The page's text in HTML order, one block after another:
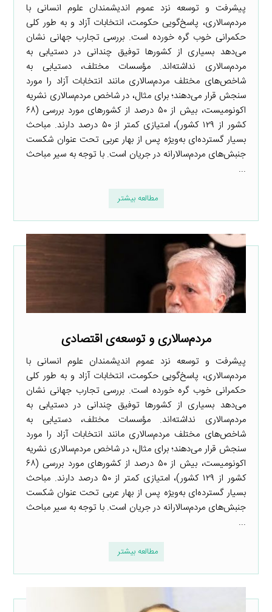
پیشرفت و توسعه نزد عموم اندیشمندان علوم انسانی با
مردم‌سالاری، پاسخ‌گویی حکومت، انتخابات آزاد و به طور کلی
حکمرانی خوب گره خورده است. بررسی تجارب جهانی نشان
می‌دهد بسیاری از کشورها توفیق چندانی در دستیابی به
مردم‌سالاری نداشته‌اند. مؤسسات مختلف، دستیابی به
شاخص‌های مختلف مردم‌سالاری مانند انتخابات آزاد را مورد
سنجش قرار می‌دهند؛ برای مثال، در شاخص مردم‌سالاری نشریه
اکونومیست، بیش از ۵۰ درصد از کشورهای مورد بررسی (۶۸
کشور از ۱۲۹ کشور)، امتیازی کمتر از ۵۰ درصد دارند. مباحث
بسیار گسترده‌ای به‌ویژه پس از بهار عربی تحت عنوان شکست
جنبش‌های مردم‌سالارانه در جریان است. با توجه به سیر مباحث
...
مطالعه بیشتر
مردم‌سالاری و توسعه‌ی اقتصادی
پیشرفت و توسعه نزد عموم اندیشمندان علوم انسانی با
مردم‌سالاری، پاسخ‌گویی حکومت، انتخابات آزاد و به طور کلی
حکمرانی خوب گره خورده است. بررسی تجارب جهانی نشان
می‌دهد بسیاری از کشورها توفیق چندانی در دستیابی به
مردم‌سالاری نداشته‌اند. مؤسسات مختلف، دستیابی به
شاخص‌های مختلف مردم‌سالاری مانند انتخابات آزاد را مورد
سنجش قرار می‌دهند؛ برای مثال، در شاخص مردم‌سالاری نشریه
اکونومیست، بیش از ۵۰ درصد از کشورهای مورد بررسی (۶۸
کشور از ۱۲۹ کشور)، امتیازی کمتر از ۵۰ درصد دارند. مباحث
بسیار گسترده‌ای به‌ویژه پس از بهار عربی تحت عنوان شکست
جنبش‌های مردم‌سالارانه در جریان است. با توجه به سیر مباحث
...
مطالعه بیشتر